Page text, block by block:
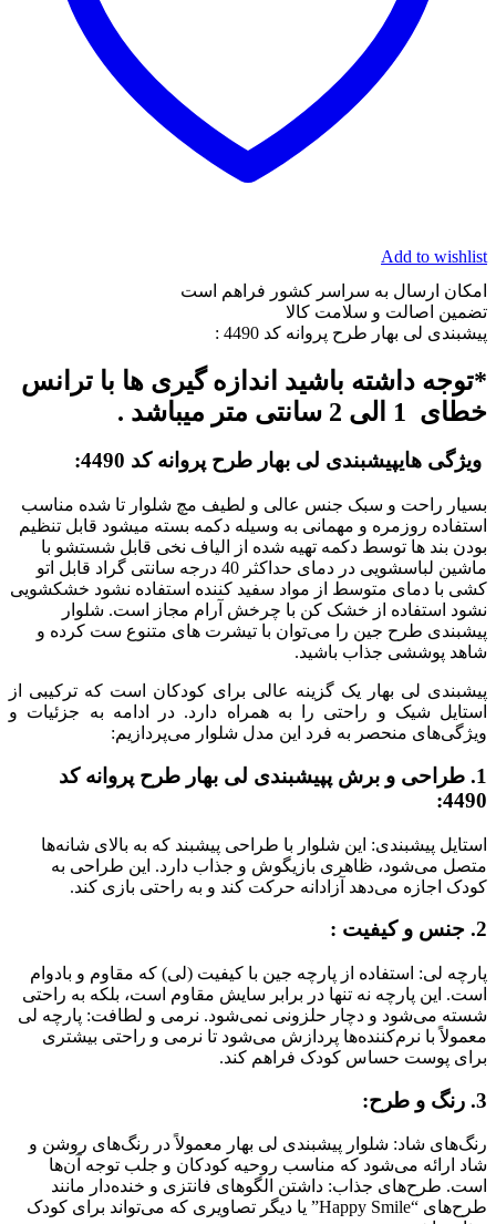
Add to wishlist
امکان ارسال به سراسر کشور فراهم است
تضمین اصالت و سلامت کالا
پیشبندی لی بهار طرح پروانه کد 4490 :
*توجه داشته باشید اندازه گیری ها با ترانس
خطای 1 الی 2 سانتی متر میباشد .
ویژگی هایپیشبندی لی بهار طرح پروانه کد 4490 :
بسیار راحت و سبک جنس عالی و لطیف مچ شلوار تا شده مناسب
استفاده روزمره و مهمانی به وسیله دکمه بسته میشود قابل تنظیم
بودن بند ها توسط دکمه تهیه شده از الیاف نخی قابل شستشو با
ماشین لباسشویی در دمای حداکثر 40 درجه سانتی گراد قابل اتو
کشی با دمای متوسط از مواد سفید کننده استفاده نشود خشکشویی
نشود استفاده از خشک کن با چرخش آرام مجاز است. شلوار
پیشبندی طرح جین را می‌توان با تیشرت های متنوع ست کرده و
شاهد پوششی جذاب باشید.
پیشبندی لی بهار یک گزینه عالی برای کودکان است که ترکیبی از
استایل شیک و راحتی را به همراه دارد. در ادامه به جزئیات و
ویژگی‌های منحصر به فرد این مدل شلوار می‌پردازیم:
1. طراحی و برش پپیشبندی لی بهار طرح پروانه کد
4490:
استایل پیشبندی: این شلوار با طراحی پیشبند که به بالای شانه‌ها
متصل می‌شود، ظاهری بازیگوش و جذاب دارد. این طراحی به
کودک اجازه می‌دهد آزادانه حرکت کند و به راحتی بازی کند.
2. جنس و کیفیت :
پارچه لی: استفاده از پارچه جین با کیفیت (لی) که مقاوم و بادوام
است. این پارچه نه تنها در برابر سایش مقاوم است، بلکه به راحتی
شسته می‌شود و دچار حلزونی نمی‌شود. نرمی و لطافت: پارچه لی
معمولاً با نرم‌کننده‌ها پردازش می‌شود تا نرمی و راحتی بیشتری
برای پوست حساس کودک فراهم کند.
3. رنگ و طرح:
رنگ‌های شاد: شلوار پیشبندی لی بهار معمولاً در رنگ‌های روشن و
شاد ارائه می‌شود که مناسب روحیه کودکان و جلب توجه آن‌ها
است. طرح‌های جذاب: داشتن الگوهای فانتزی و خنده‌دار مانند
طرح‌های “Happy Smile” یا دیگر تصاویری که می‌تواند برای کودک